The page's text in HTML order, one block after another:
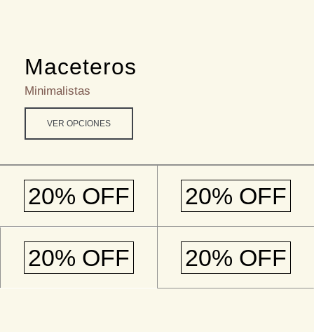
Maceteros
Minimalistas
VER OPCIONES
20% OFF 20% OFF
20% OFF 20% OFF